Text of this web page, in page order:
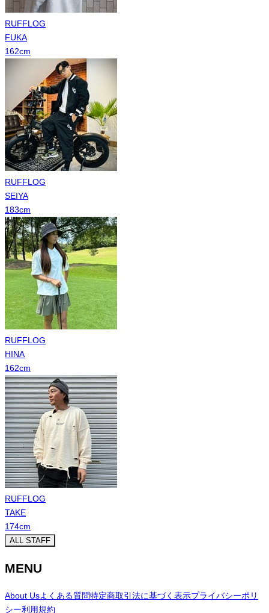
RUFFLOG
FUKA
162cm
RUFFLOG
SEIYA
183cm
RUFFLOG
HINA
162cm
RUFFLOG
TAKE
174cm
ALL STAFF
MENU
About Usよくある質問特定商取引法に基づく表示プライバシーポリ
シー利用規約